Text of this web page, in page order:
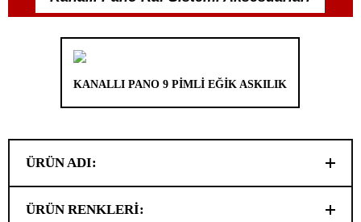
KANALLI PANO 9 PİMLİ EĞİK ASKILIK
ÜRÜN ADI:
ÜRÜN RENKLERİ: